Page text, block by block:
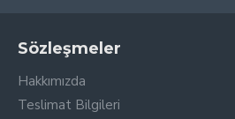
Sözleşmeler
Hakkımızda
Teslimat Bilgileri